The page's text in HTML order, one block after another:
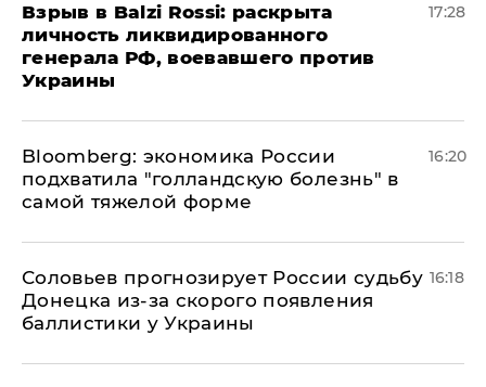
​Взрыв в Balzi Rossi: раскрыта
личность ликвидированного
генерала РФ, воевавшего против
Украины
17:28
Bloomberg: экономика России
подхватила "голландскую болезнь" в
самой тяжелой форме
16:20
Соловьев прогнозирует России судьбу
Донецка из-за скорого появления
баллистики у Украины
16:18